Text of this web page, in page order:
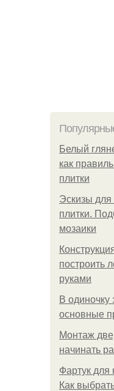
Белый
как
плитки
Эскизы для
плитки.
мозаики
построить
руками
В
основные
Монтаж
начинать
Фартук для
Как